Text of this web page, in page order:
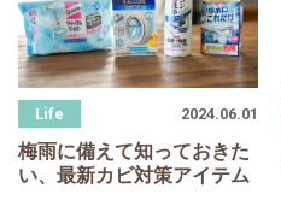
梅雨に備えて知っておきた
い、最新カビ対策アイテム
2024.06.01